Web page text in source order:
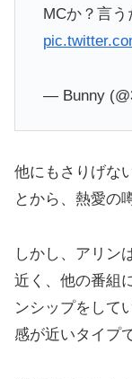
MCか？言う
— Bunny
他にもさりげな
とから、熱愛の
しかし、アリン
近く、他の番組
ンシップをして
感が近いタイプ